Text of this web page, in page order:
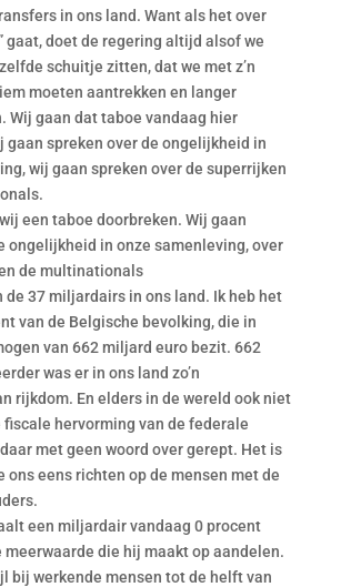
in ons land. Want als het over
gaat, doet de regering altijd alsof we
schuitje zitten, dat we met z’n
moeten aantrekken en langer
Wij gaan dat taboe vandaag hier
gaan spreken over de ongelijkheid in
wij gaan spreken over de superrijken
een taboe doorbreken. Wij gaan
ongelijkheid in onze samenleving, over
de multinationals
de 37 miljardairs in ons land. Ik heb het
van de Belgische bevolking, die in
van 662 miljard euro bezit. 662
was er in ons land zo’n
rijkdom. En elders in de wereld ook niet
fiscale hervorming van de federale
met geen woord over gerept. Het is
ons eens richten op de mensen met de
een miljardair vandaag 0 procent
meerwaarde die hij maakt op aandelen.
bij werkende mensen tot de helft van